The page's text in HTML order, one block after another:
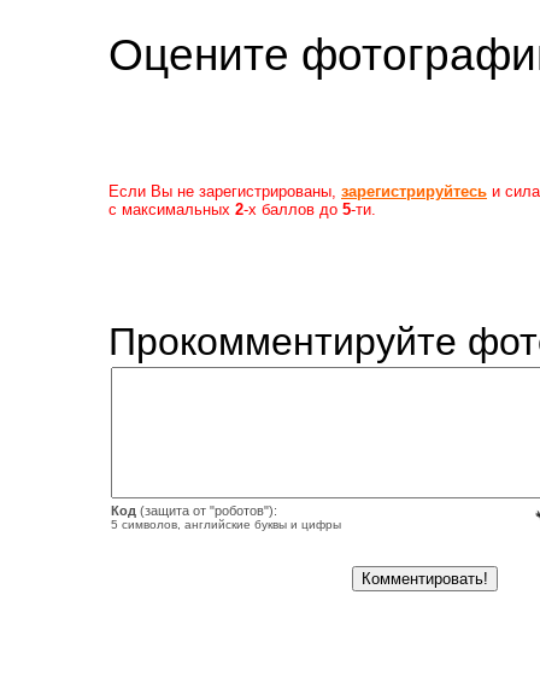
Оцените
Если Вы не зарегистрированы, зарегистрируйтесь и
с максимальных 2-х баллов до 5-ти.
Прокомментируйте
Код (защита от "роботов"):
5 символов, английские буквы и цифры